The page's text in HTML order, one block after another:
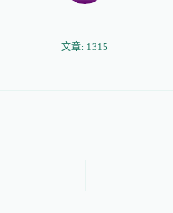
文章: 1315